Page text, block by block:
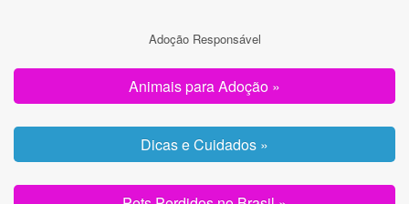
Adoção Responsável
Animais para Adoção »
Dicas e Cuidados »